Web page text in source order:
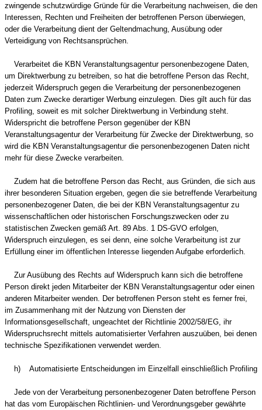
zwingende schutzwürdige Gründe für die Verarbeitung nachweisen, die den
Interessen, Rechten und Freiheiten der betroffenen Person überwiegen,
oder die Verarbeitung dient der Geltendmachung, Ausübung oder
Verteidigung von Rechtsansprüchen.
Verarbeitet die KBN Veranstaltungsagentur personenbezogene Daten,
um Direktwerbung zu betreiben, so hat die betroffene Person das Recht,
jederzeit Widerspruch gegen die Verarbeitung der personenbezogenen
Daten zum Zwecke derartiger Werbung einzulegen. Dies gilt auch für das
Profiling, soweit es mit solcher Direktwerbung in Verbindung steht.
Widerspricht die betroffene Person gegenüber der KBN
Veranstaltungsagentur der Verarbeitung für Zwecke der Direktwerbung, so
wird die KBN Veranstaltungsagentur die personenbezogenen Daten nicht
mehr für diese Zwecke verarbeiten.
Zudem hat die betroffene Person das Recht, aus Gründen, die sich aus
ihrer besonderen Situation ergeben, gegen die sie betreffende Verarbeitung
personenbezogener Daten, die bei der KBN Veranstaltungsagentur zu
wissenschaftlichen oder historischen Forschungszwecken oder zu
statistischen Zwecken gemäß Art. 89 Abs. 1 DS-GVO erfolgen,
Widerspruch einzulegen, es sei denn, eine solche Verarbeitung ist zur
Erfüllung einer im öffentlichen Interesse liegenden Aufgabe erforderlich.
Zur Ausübung des Rechts auf Widerspruch kann sich die betroffene
Person direkt jeden Mitarbeiter der KBN Veranstaltungsagentur oder einen
anderen Mitarbeiter wenden. Der betroffenen Person steht es ferner frei,
im Zusammenhang mit der Nutzung von Diensten der
Informationsgesellschaft, ungeachtet der Richtlinie 2002/58/EG, ihr
Widerspruchsrecht mittels automatisierter Verfahren auszuüben, bei denen
technische Spezifikationen verwendet werden.
h) Automatisierte Entscheidungen im Einzelfall einschließlich Profiling
Jede von der Verarbeitung personenbezogener Daten betroffene Person
hat das vom Europäischen Richtlinien- und Verordnungsgeber gewährte